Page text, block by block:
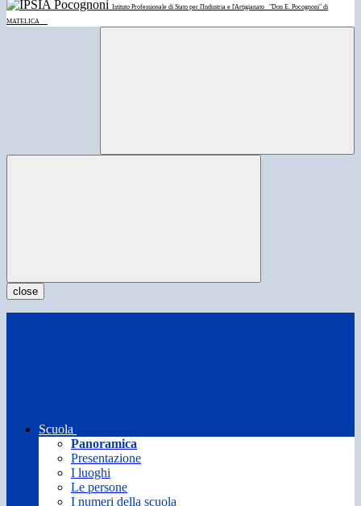
Istituto Professionale di Stato per l'Industria e l'Artigianato
"Don E. Pocognoni" di
MATELICA
close
Scuola
Panoramica
Presentazione
I luoghi
Le persone
I numeri della scuola